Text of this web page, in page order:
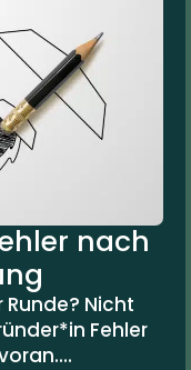
nach
Nicht
Fehler